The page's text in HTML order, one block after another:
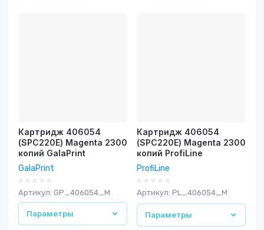
Картридж 406054
(SPC220E) Magenta 2300
копий GalaPrint
GalaPrint
Артикул: GP_406054_M
Параметры
Картридж 406054
(SPC220E) Magenta 2300
копий ProfiLine
ProfiLine
Артикул: PL_406054_M
Параметры